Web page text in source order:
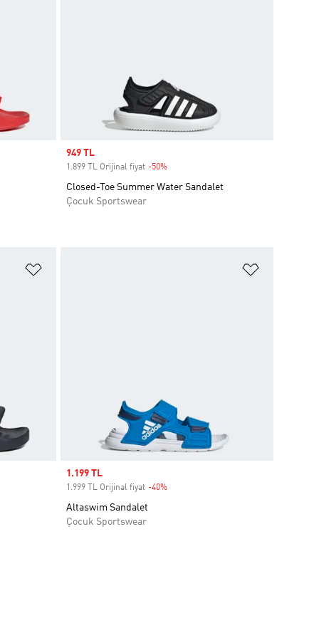
Sale price
949 TL
1.899 TL Orijinal fiyat -50%Discount
Closed-Toe Summer Water Sandalet
Çocuk Sportswear
Sale price
1.199 TL
1.999 TL Orijinal fiyat -40%Discount
Altaswim Sandalet
Çocuk Sportswear